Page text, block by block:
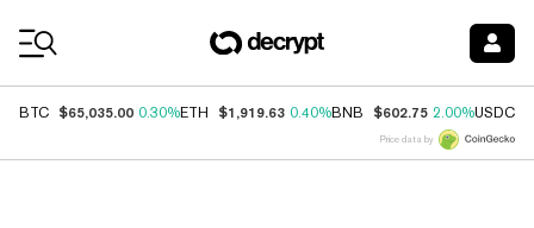
BTC $65,035.00 0.30%ETH $1,919.63 0.40%BNB $602.75 2.00%USDC
Price data by